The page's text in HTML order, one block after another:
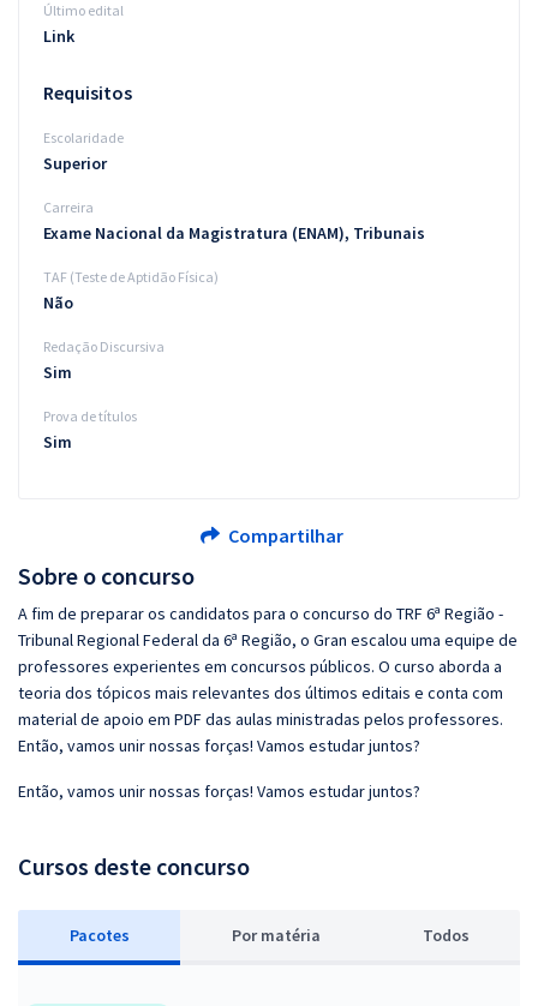
Sobre o concurso
A fim de preparar os candidatos para o concurso do TRF 6ª Região -
Tribunal Regional Federal da 6ª Região, o Gran escalou uma equipe de
professores experientes em concursos públicos. O curso aborda a
teoria dos tópicos mais relevantes dos últimos editais e conta com
material de apoio em PDF das aulas ministradas pelos professores.
Então, vamos unir nossas forças! Vamos estudar juntos?
Então, vamos unir nossas forças! Vamos estudar juntos?
Cursos deste concurso
Pacotes Por matéria Todos
Último edital
Link
Requisitos
Escolaridade
Superior
Carreira
Exame Nacional da Magistratura (ENAM), Tribunais
TAF (Teste de Aptidão Física)
Não
Redação Discursiva
Sim
Prova de títulos
Sim
Compartilhar